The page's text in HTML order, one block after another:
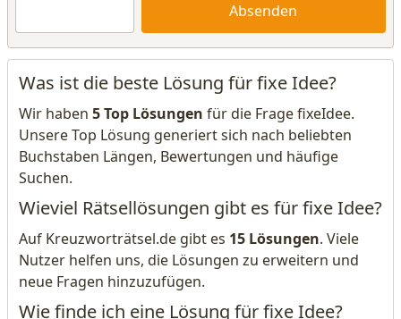
Absenden
Was ist die beste Lösung für fixe Idee?
Wir haben 5 Top Lösungen für die Frage fixeIdee.
Unsere Top Lösung generiert sich nach beliebten
Buchstaben Längen, Bewertungen und häufige
Suchen.
Wieviel Rätsellösungen gibt es für fixe Idee?
Auf Kreuzworträtsel.de gibt es 15 Lösungen. Viele
Nutzer helfen uns, die Lösungen zu erweitern und
neue Fragen hinzuzufügen.
Wie finde ich eine Lösung für fixe Idee?